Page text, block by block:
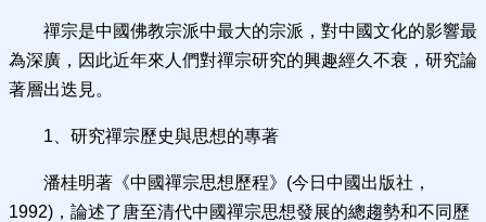
禪宗是中國佛教宗派中最大的宗派，對中國文化的影響最
為深廣，因此近年來人們對禪宗研究的興趣經久不衰，研究論
著層出迭見。
1、研究禪宗歷史與思想的專著
潘桂明著《中國禪宗思想歷程》(今日中國出版社，
1992)，論述了唐至清代中國禪宗思想發展的總趨勢和不同歷